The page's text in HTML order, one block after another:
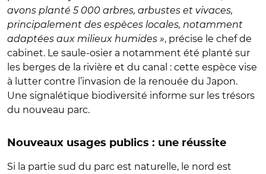
avons planté 5 000 arbres, arbustes et vivaces,
principalement des espèces locales, notamment
adaptées aux milieux humides », précise le chef de
cabinet. Le saule-osier a notamment été planté sur
les berges de la rivière et du canal : cette espèce vise
à lutter contre l’invasion de la renouée du Japon.
Une signalétique biodiversité informe sur les trésors
du nouveau parc.
Nouveaux usages publics : une réussite
Si la partie sud du parc est naturelle, le nord est